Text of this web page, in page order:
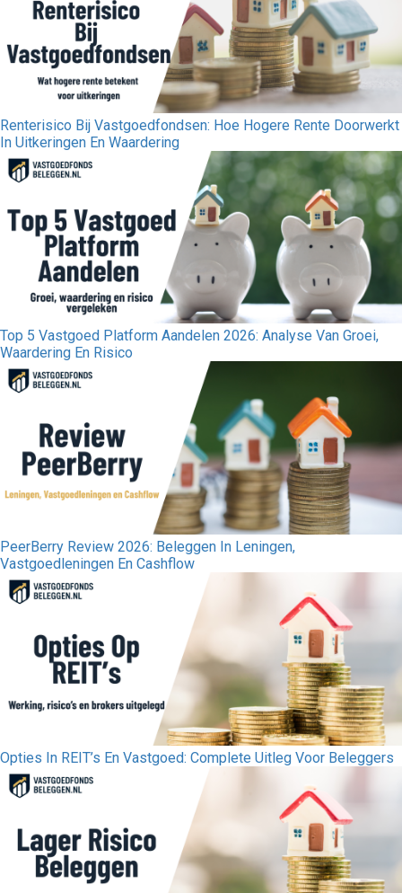
Renterisico Bij Vastgoedfondsen: Hoe Hogere Rente Doorwerkt
In Uitkeringen En Waardering
Top 5 Vastgoed Platform Aandelen 2026: Analyse Van Groei,
Waardering En Risico
PeerBerry Review 2026: Beleggen In Leningen,
Vastgoedleningen En Cashflow
Opties In REIT’s En Vastgoed: Complete Uitleg Voor Beleggers